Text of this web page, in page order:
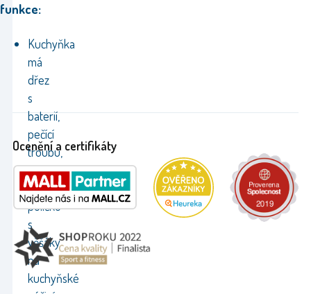
funkce:
Kuchyňka
má
dřez
s
baterií,
pečící
troubu,
digestoř
a
poličku
s
věšáky
na
kuchyňské
Ocenění a certifikáty